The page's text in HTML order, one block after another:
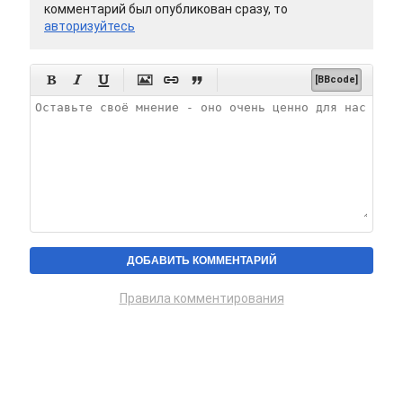
комментарий был опубликован сразу, то
авторизуйтесь
      [BBcode]
Правила комментирования